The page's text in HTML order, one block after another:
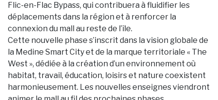
Flic-en-Flac Bypass, qui contribuera à fluidifier les
déplacements dans la région et à renforcer la
connexion du mall au reste de l’île.
Cette nouvelle phase s’inscrit dans la vision globale de
la Medine Smart City et de la marque territoriale « The
West », dédiée à la création d’un environnement où
habitat, travail, éducation, loisirs et nature coexistent
harmonieusement. Les nouvelles enseignes viendront